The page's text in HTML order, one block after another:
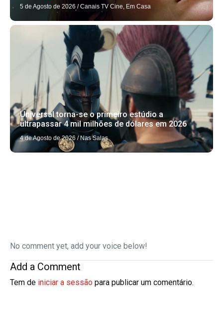
5 de Agosto de 2026 / Canais TV Cine, Em Casa
Universal torna-se o primeiro estúdio a
ultrapassar 4 mil milhões de dólares em 2026
4 de Agosto de 2026 / Nas Salas
No comment yet, add your voice below!
Add a Comment
Tem de iniciar a sessão para publicar um comentário.